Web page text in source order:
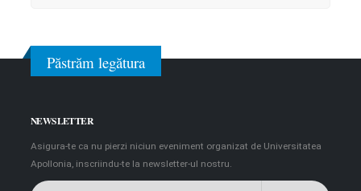
Păstrăm legătura
NEWSLETTER
Asigura-te ca nu pierzi niciun eveniment organizat de Universitatea
Apollonia, inscriindu-te la newsletter-ul nostru.